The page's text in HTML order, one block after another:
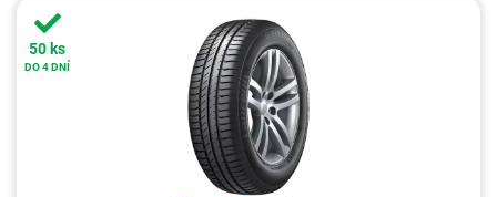
50 ks
DO 4 DNÍ